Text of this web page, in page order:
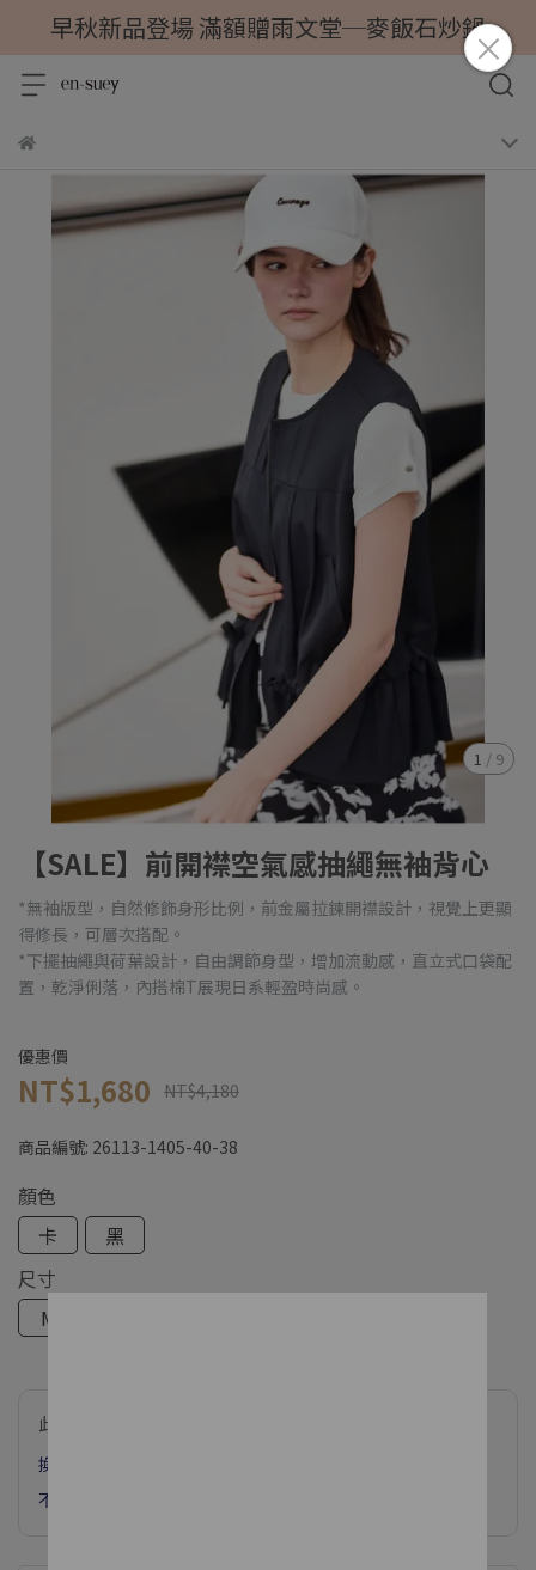
早秋新品登場 滿額贈雨文堂─麥飯石炒鍋
1 / 9
【SALE】前開襟空氣感抽繩無袖背心
*無袖版型，自然修飾身形比例，前金屬拉鍊開襟設計，視覺上更顯
得修長，可層次搭配。
*下擺抽繩與荷葉設計，自由調節身型，增加流動感，直立式口袋配
置，乾淨俐落，內搭棉T展現日系輕盈時尚感。
優惠價
NT$1,680 NT$4,180
商品編號: 26113-1405-40-38
顏色
卡
黑
尺寸
M
此商品參與的優惠活動
換季FINAL SALE! 春夏滿$3800現抵$600
不限金額下單 享網路獨家款加購價